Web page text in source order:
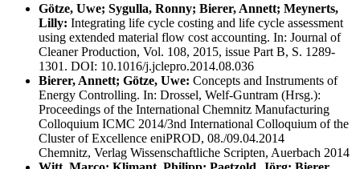
Götze, Uwe; Sygulla, Ronny; Bierer, Annett; Meynerts,
Lilly: Integrating life cycle costing and life cycle assessment
using extended material flow cost accounting. In: Journal of
Cleaner Production, Vol. 108, 2015, issue Part B, S. 1289-
1301. DOI: 10.1016/j.jclepro.2014.08.036
Bierer, Annett; Götze, Uwe: Concepts and Instruments of
Energy Controlling. In: Drossel, Welf-Guntram (Hrsg.):
Proceedings of the International Chemnitz Manufacturing
Colloquium ICMC 2014/3nd International Colloquium of the
Cluster of Excellence eniPROD, 08./09.04.2014
Chemnitz, Verlag Wissenschaftliche Scripten, Auerbach 2014